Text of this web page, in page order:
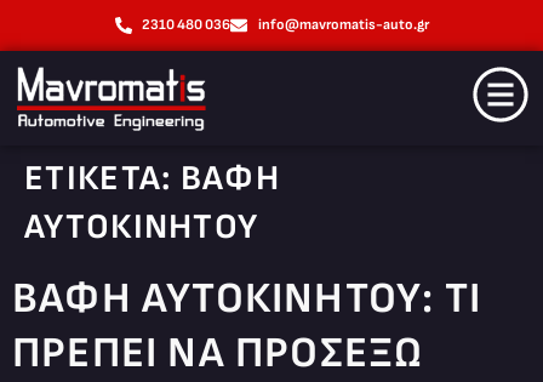
2310 480 036 info@mavromatis-auto.gr
ΕΤΙΚΈΤΑ: ΒΑΦΗ
ΑΥΤΟΚΙΝΗΤΟΥ
ΒΑΦΉ ΑΥΤΟΚΙΝΉΤΟΥ: ΤΊ
ΠΡΈΠΕΙ ΝΑ ΠΡΟΣΈΞΩ